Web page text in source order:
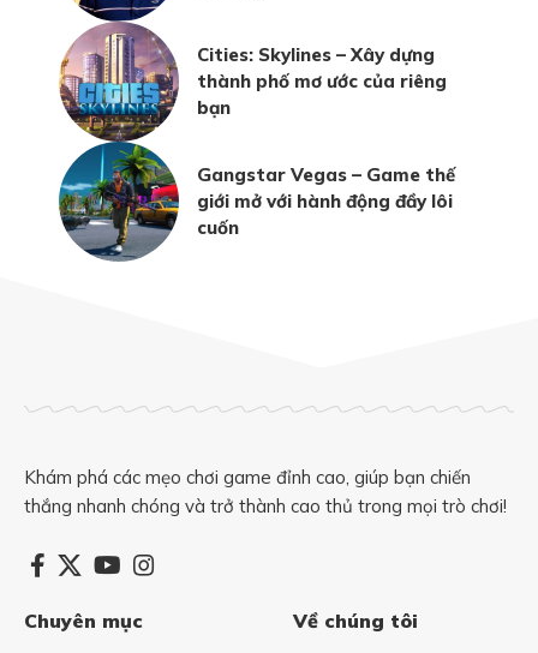
Cities: Skylines – Xây dựng
thành phố mơ ước của riêng
bạn
Gangstar Vegas – Game thế
giới mở với hành động đầy lôi
cuốn
Khám phá các mẹo chơi game đỉnh cao, giúp bạn chiến
thắng nhanh chóng và trở thành cao thủ trong mọi trò chơi!
Chuyên mục Về chúng tôi